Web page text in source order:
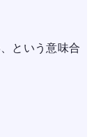
という意味合